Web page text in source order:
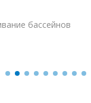
бассейнов